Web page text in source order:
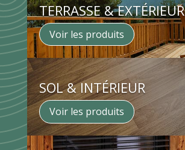
TERRASSE & EXTÉRIEUR
Voir les produits
SOL & INTÉRIEUR
Voir les produits